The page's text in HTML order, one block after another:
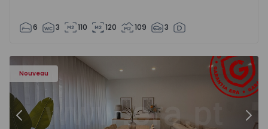
6 3 110 120 109 3
Nouveau
Appartement T1 Lourinhã, Vimeiro - 1575406 - 1
Précédent